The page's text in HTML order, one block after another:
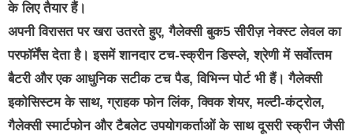
के लिए तैयार हैं।
अपनी विरासत पर खरा उतरते हुए, गैलेक्सी बुक5 सीरीज़ नेक्‍स्‍ट लेवल का
परफॉर्मेंस देता है। इसमें शानदार टच-स्क्रीन डिस्प्ले, श्रेणी में सर्वोत्‍तम
बैटरी और एक आधुनिक सटीक टच पैड, विभिन्‍न पोर्ट भी हैं। गैलेक्सी
इकोसिस्‍टम के साथ, ग्राहक फोन लिंक, क्विक शेयर, मल्टी-कंट्रोल,
गैलेक्सी स्मार्टफोन और टैबलेट उपयोगकर्ताओं के साथ दूसरी स्क्रीन जैसी